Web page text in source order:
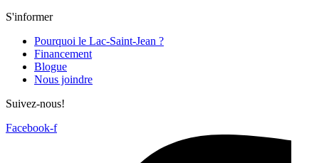
S'informer
Pourquoi le Lac-Saint-Jean ?
Financement
Blogue
Nous joindre
Suivez-nous!
Facebook-f